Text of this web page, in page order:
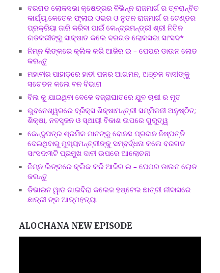
ବରଗଡ ଲୋକସଭା କ୍ଷେତ୍ରର ବିଭିନ୍ନ ରାଜମାର୍ଗ ର ତ୍ବରାନ୍ବିତ
କାର୍ଯ୍ୟ,କେତେକ ଫ୍ଲାଇ ଓଭର ଓ ନୁତନ ରାଜମାର୍ଗ ର ଟେଣ୍ଡର
ପ୍ରକ୍ରିୟା ଜାରି କରିବା ପାଇଁ କେନ୍ଦ୍ରମନ୍ତ୍ରୀ ଶ୍ରୀ ନିତିନ
ଗଡକରୀଙ୍କୁ ସାକ୍ଷାତ କଲେ ବରଗଡ ଲୋକସଭା ସାଂସଦ*
ନିମ୍ନ ଲିଙ୍କରେ କ୍ଲିକ କରି ଆଜିର ଇ – ପେପର ଡାଉନ ଲୋଡ
କରନ୍ତୁ
ମହାବୀର ପାହାଡ଼ରେ ହାତୀ ପଳର ଆଗମନ, ଅଞ୍ଚଳ ବାସୀଙ୍କୁ
ସଚେତନ କଲେ ବନ ବିଭାଗ
ବିଲ କୁ ଯାଇଥିବା ବେଳେ ବଜ୍ରାଘାତରେ ଯୁବ ଚାଷୀ ର ମୃତ
ଭୁବନେଶ୍ୱରରେ ବ୍ରିକ୍ସ ଶିକ୍ଷାମନ୍ତ୍ରୀ ସମ୍ମିଳନୀ ଅନୁଷ୍ଠିତ;
ଶିକ୍ଷା, ନବସୃଜନ ଓ ସ୍ଥାୟୀ ବିକାଶ ଉପରେ ଗୁରୁତ୍ୱ
କେନ୍ଦୁପତ୍ର ଶ୍ରମିକ ମାନଙ୍କୁ ବୋନସ ପ୍ରଦାନ ନିଷ୍ପତ୍ତି
ଦେଇଥିବାରୁ ମୁଖ୍ୟମନ୍ତ୍ରୀଙ୍କୁ ସମ୍ବର୍ଦ୍ଧନା କଲେ ବରଗଡ
ସାଂସଦ:୩ଟି ପ୍ରମୁଖ ଦାବୀ ଉପରେ ଆଲୋଚନା
ନିମ୍ନ ଲିଙ୍କରେ କ୍ଲିକ କରି ଆଜିର ଇ – ପେପର ଡାଉନ ଲୋଡ
କରନ୍ତୁ
ଡିଭାଇନ ୱାଡ ଗାଇବିରା କଲେଜ ହଷ୍ଟେଲ ଛାତ୍ରୀ ନୀବାସରେ
ଛାତ୍ରୀ ଙ୍କ ଆତ୍ମହତ୍ୟା
ALOCHANA NEW EPISODE